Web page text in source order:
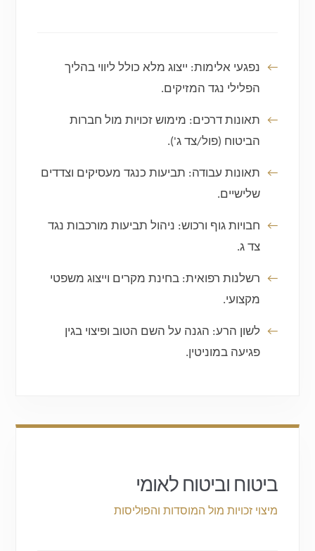
נפגעי אלימות: ייצוג מלא כולל ליווי בהליך
הפלילי נגד המזיקים.
תאונות דרכים: מימוש זכויות מול חברות
הביטוח (פול/צד ג').
תאונות עבודה: תביעות כנגד מעסיקים וצדדים
שלישיים.
חבויות גוף ורכוש: ניהול תביעות מורכבות נגד
צד ג.
רשלנות רפואית: בחינת מקרים וייצוג משפטי
מקצועי.
לשון הרע: הגנה על השם הטוב ופיצוי בגין
פגיעה במוניטין.
ביטוח וביטוח לאומי
מיצוי זכויות מול המוסדות והפוליסות